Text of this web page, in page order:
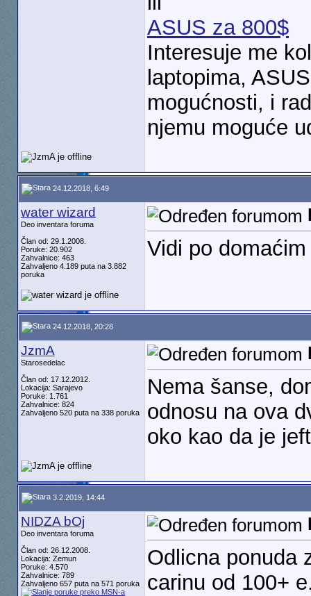
ASUS za 800$
Interesuje me
laptopima,
mogućnosti, i
njemu moguće
24.12.2018, 6:49
water wizard
Deo inventara foruma
Član od: 29.1.2008.
Poruke: 20.902
Zahvalnice: 463
Zahvaljeno 4.189 puta na 3.882
poruka
Vidi po
24.12.2018, 20:28
JzmA
Starosedelac
Član od: 17.12.2012.
Lokacija: Sarajevo
Poruke: 1.761
Zahvalnice: 824
Zahvaljeno 520 puta na 338 poruka
Nema šanse,
odnosu na ova
oko kao da je
3.2.2019, 14:44
NIDZA bOj
Deo inventara foruma
Član od: 26.12.2008.
Lokacija: Zemun
Poruke: 4.570
Zahvalnice: 789
Zahvaljeno 657 puta na 571 poruka
Odlicna ponuda
carinu od 100+